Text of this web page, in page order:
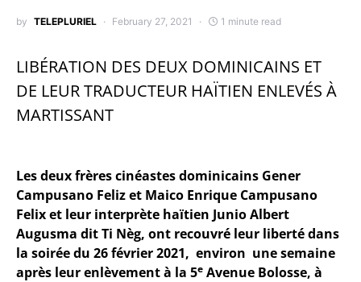
by TELEPLURIEL February 27, 2021 1 minute read
LIBÉRATION DES DEUX DOMINICAINS ET
DE LEUR TRADUCTEUR HAÏTIEN ENLEVÉS À
MARTISSANT
Les deux frères cinéastes dominicains Gener
Campusano Feliz et Maico Enrique Campusano
Felix et leur interprète haïtien Junio Albert
Augusma dit Ti Nèg, ont recouvré leur liberté dans
la soirée du 26 février 2021, environ une semaine
après leur enlèvement à la 5e Avenue Bolosse, à